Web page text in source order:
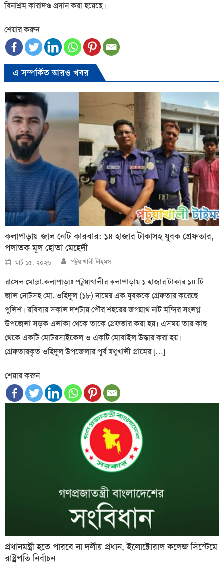
বিনাশ্রম কারাদণ্ড প্রদান করা হয়েছে।
শেয়ার করুন
এ সম্পর্কিত আরও খবর
কলাপাড়ায় জাল নোট কারবার: ১৪ হাজার টাকাসহ যুবক গ্রেফতার,
পলাতক মূল হোতা মেহেদী
Posted
on
মার্চ ১৫, ২০২৬ Author
পটুয়াখালী টাইমস
রাসেল মোল্লা,কলাপাড়াঃ পটুয়াখালীর কলাপাড়ায় ১ হাজার টাকার ১৪ টি
জাল নোটসহ মো. ওহিদুল (১৮) নামের এক যুবককে গ্রেফতার করেছে
পুলিশ। রবিবার সকাল দশটায় পৌর শহরের জগন্নাথ নাট মন্দির সংলগ্ন
উপজেলা সড়ক এলাকা থেকে তাকে গ্রেফতার করা হয়। এসময় তার কাছ
থেকে একটি মোটরসাইকেল ও একটি মোবাইল উদ্ধার করা হয়।
গ্রেফতারকৃত ওহিদুল উপজেলার পূর্ব মধুখালী গ্রামের […]
শেয়ার করুন
প্রধানমন্ত্রী হতে পারবে না দলীয় প্রধান, ইলোক্টোরাল কলেজ সিস্টেমে
রাষ্ট্রপতি নির্বাচন